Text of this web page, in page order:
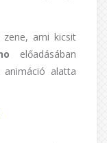
zene, ami kicsit
előadásában
alatta